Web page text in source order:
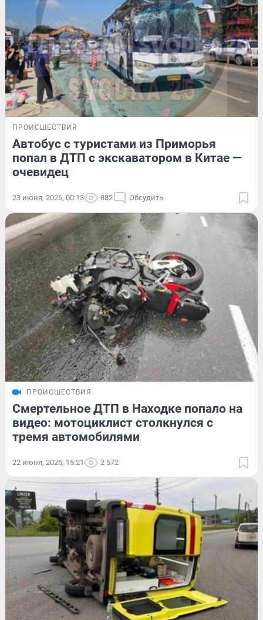
ПРОИСШЕСТВИЯ
Автобус с туристами из Приморья
попал в ДТП с экскаватором в Китае —
очевидец
23 июня, 2026, 00:13 882 Обсудить
ПРОИСШЕСТВИЯ
Смертельное ДТП в Находке попало на
видео: мотоциклист столкнулся с
тремя автомобилями
22 июня, 2026, 15:21 2 572